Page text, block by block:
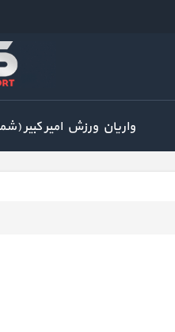
واریان ورزش امیر کبیر (شماره